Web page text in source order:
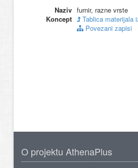
Naziv furnir, razne vrste
Koncept
Tablica materijala
Povezani zapisi
O projektu AthenaPlus